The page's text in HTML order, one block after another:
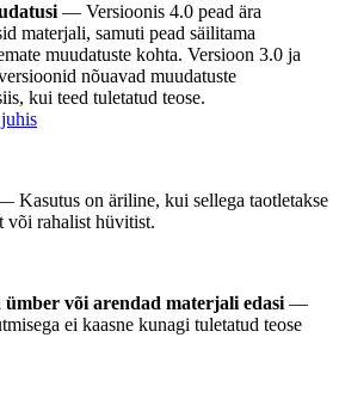
— Versioonis 4.0 pead ära
materjali, samuti pead säilitama
muudatuste kohta. Versioon 3.0 ja
nõuavad muudatuste
kui teed tuletatud teose.
Kasutus on äriline, kui sellega taotletakse
või rahalist hüvitist.
või arendad materjali edasi —
ei kaasne kunagi tuletatud teose